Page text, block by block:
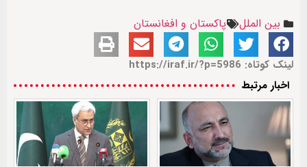
بین الملل
پاکستان و افغانستان
لینک کوتاه: https://iraf.ir/?p=5986
اخبار مرتبط